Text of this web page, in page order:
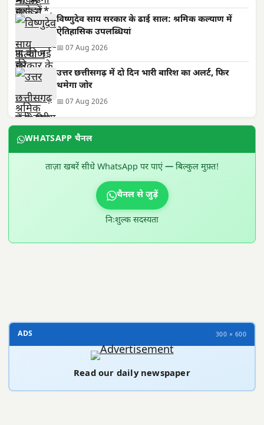
विष्णुदेव साय सरकार के ढाई साल: श्रमिक कल्याण में
ऐतिहासिक उपलब्धियां
📅 07 Aug 2026
उत्तर छत्तीसगढ़ में दो दिन भारी बारिश का अलर्ट, फिर
थमेगा जोर
📅 07 Aug 2026
WHATSAPP चैनल
ताज़ा खबरें सीधे WhatsApp पर पाएं — बिल्कुल मुफ़्त!
चैनल से जुड़ें
निःशुल्क सदस्यता
ADS 300 × 600
Read our daily newspaper